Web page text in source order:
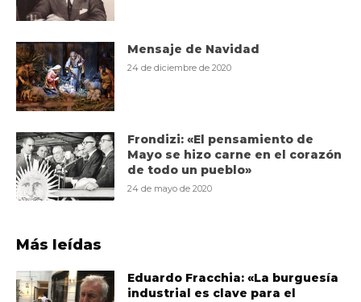
Mensaje de Navidad
24 de diciembre de 2020
Frondizi: «El pensamiento de
Mayo se hizo carne en el corazón
de todo un pueblo»
24 de mayo de 2020
Más leídas
Eduardo Fracchia: «La burguesía
industrial es clave para el